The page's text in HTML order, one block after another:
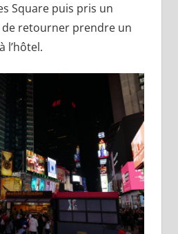
Square puis pris un
retourner prendre un
l’hôtel.